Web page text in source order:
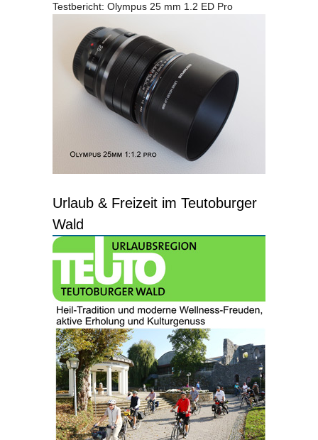
Testbericht: Olympus 25 mm 1.2 ED Pro
Urlaub & Freizeit im Teutoburger
Wald